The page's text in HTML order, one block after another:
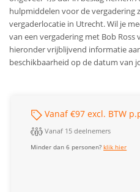
hulpmiddelen voor de vergadering
vergaderlocatie in Utrecht. Wil je
van een vergadering met Bob
hieronder vrijblijvend informatie
beschikbaarheid op de datum van
Vanaf €97 excl. BTW
Vanaf 15 deelnemers
Minder dan 6 personen?klik hier